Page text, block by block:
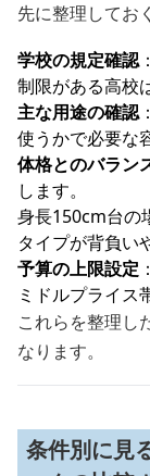
先に整理してお
学校の規定確認
制限がある高校
主な用途の確認
使うかで必要な
体格とのバラン
します。
身長150cm台の
タイプが背負い
予算の上限設定
ミドルプライス
これらを整理し
なります。
条件別に見